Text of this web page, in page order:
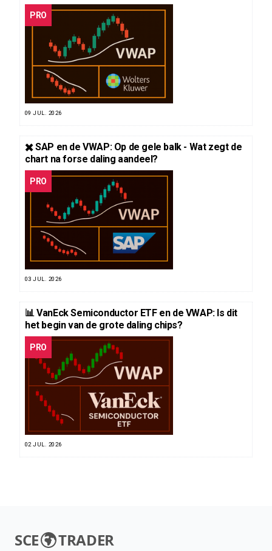
PRO
09 JUL. 2026
✖️ SAP en de VWAP: Op de gele balk - Wat zegt de
chart na forse daling aandeel?
PRO
03 JUL. 2026
📊 VanEck Semiconductor ETF en de VWAP: Is dit
het begin van de grote daling chips?
PRO
02 JUL. 2026
SCE TRADER